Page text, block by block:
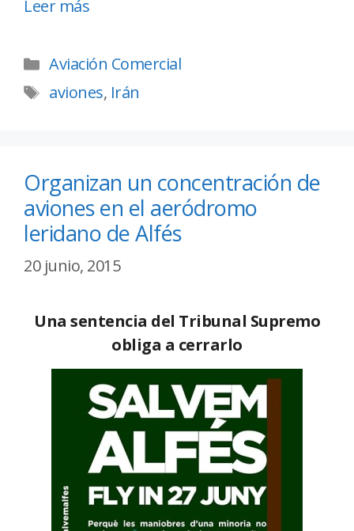
Leer más
Aviación Comercial
aviones, Irán
Organizan un concentración de
aviones en el aeródromo
leridano de Alfés
20 junio, 2015
Una sentencia del Tribunal Supremo
obliga a cerrarlo